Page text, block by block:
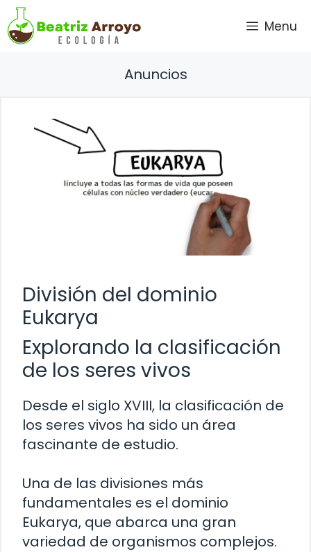
Saltar
al
contenido
Menu
Anuncios
División del dominio
Eukarya
Explorando la clasificación
de los seres vivos
Desde el siglo XVIII, la clasificación de
los seres vivos ha sido un área
fascinante de estudio.
Una de las divisiones más
fundamentales es el dominio
Eukarya, que abarca una gran
variedad de organismos complejos.